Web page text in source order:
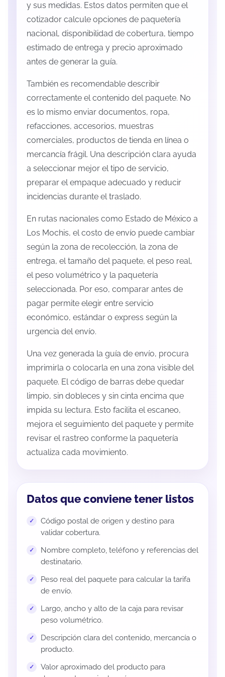
y sus medidas. Estos datos permiten que el
cotizador calcule opciones de paquetería
nacional, disponibilidad de cobertura, tiempo
estimado de entrega y precio aproximado
antes de generar la guía.
También es recomendable describir
correctamente el contenido del paquete. No
es lo mismo enviar documentos, ropa,
refacciones, accesorios, muestras
comerciales, productos de tienda en línea o
mercancía frágil. Una descripción clara ayuda
a seleccionar mejor el tipo de servicio,
preparar el empaque adecuado y reducir
incidencias durante el traslado.
En rutas nacionales como Estado de México a
Los Mochis, el costo de envío puede cambiar
según la zona de recolección, la zona de
entrega, el tamaño del paquete, el peso real,
el peso volumétrico y la paquetería
seleccionada. Por eso, comparar antes de
pagar permite elegir entre servicio
económico, estándar o express según la
urgencia del envío.
Una vez generada la guía de envío, procura
imprimirla o colocarla en una zona visible del
paquete. El código de barras debe quedar
limpio, sin dobleces y sin cinta encima que
impida su lectura. Esto facilita el escaneo,
mejora el seguimiento del paquete y permite
revisar el rastreo conforme la paquetería
actualiza cada movimiento.
Datos que conviene tener listos
Código postal de origen y destino para
validar cobertura.
Nombre completo, teléfono y referencias del
destinatario.
Peso real del paquete para calcular la tarifa
de envío.
Largo, ancho y alto de la caja para revisar
peso volumétrico.
Descripción clara del contenido, mercancía o
producto.
Valor aproximado del producto para